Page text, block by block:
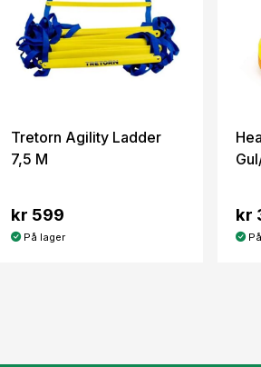
Tretorn Agility Ladder
7,5 M
kr 599
På lager
kr